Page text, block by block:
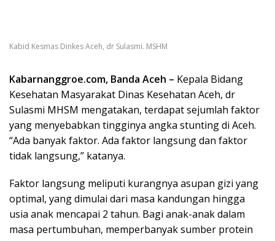
Kabid Kesmas Dinkes Aceh, dr Sulasmi. MSHM
Kabarnanggroe.com, Banda Aceh – Kepala Bidang
Kesehatan Masyarakat Dinas Kesehatan Aceh, dr
Sulasmi MHSM mengatakan, terdapat sejumlah faktor
yang menyebabkan tingginya angka stunting di Aceh.
“Ada banyak faktor. Ada faktor langsung dan faktor
tidak langsung,” katanya.
Faktor langsung meliputi kurangnya asupan gizi yang
optimal, yang dimulai dari masa kandungan hingga
usia anak mencapai 2 tahun. Bagi anak-anak dalam
masa pertumbuhan, memperbanyak sumber protein